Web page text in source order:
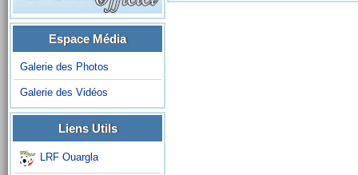
Espace Média
Galerie des Photos
Galerie des Vidéos
Liens Utils
LRF Ouargla